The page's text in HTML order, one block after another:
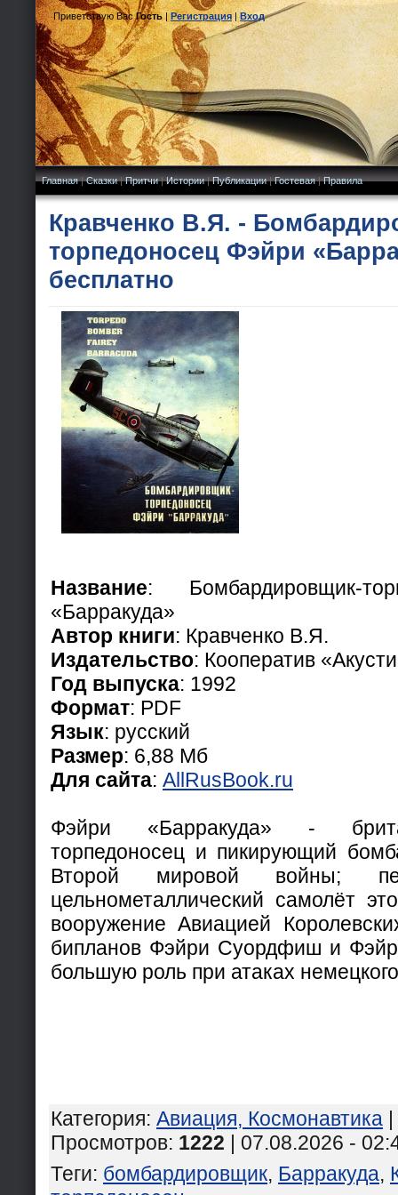
Приветствую Вас Гость|Регистрация|Вход
Главная|Сказки|Притчи|Истории|Публикации|Гостевая|Правила
Кравченко В.Я. -
торпедоносец Фэйри
бесплатно
Название: Бомбардировщик-
«Барракуда»
Автор книги: Кравченко В.Я.
Издательство: Кооператив
Год выпуска: 1992
Формат: PDF
Язык: русский
Размер: 6,88 Мб
Для сайта: AllRusBook.ru
Фэйри «Барракуда» -
торпедоносец и пикирующий
Второй мировой войны;
цельнометаллический самолёт
вооружение Авиацией
бипланов Фэйри Суордфиш и
большую роль при атаках
Категория: Авиация, Космонавтика |
Просмотров: 1222 | 07.08.2026 -
Теги: бомбардировщик, Барракуда,